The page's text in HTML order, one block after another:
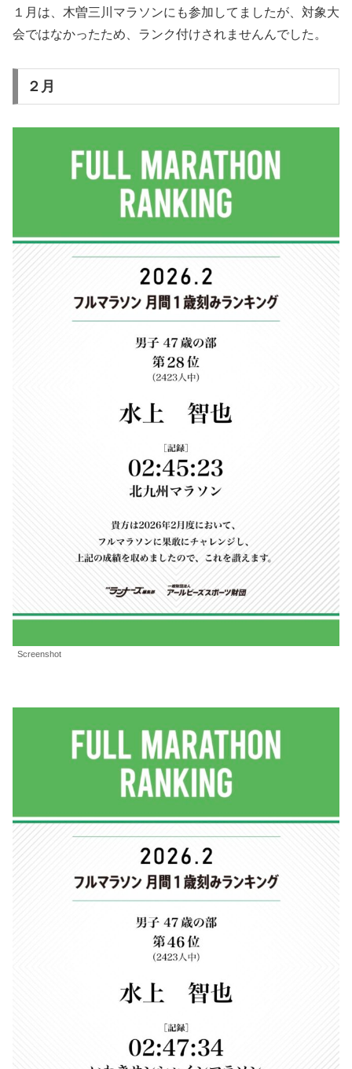
１月は、木曽三川マラソンにも参加してましたが、対象大
会ではなかったため、ランク付けされませんんでした。
２月
Screenshot